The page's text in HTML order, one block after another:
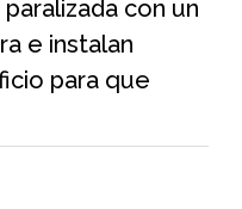
con un
e instalan
para que